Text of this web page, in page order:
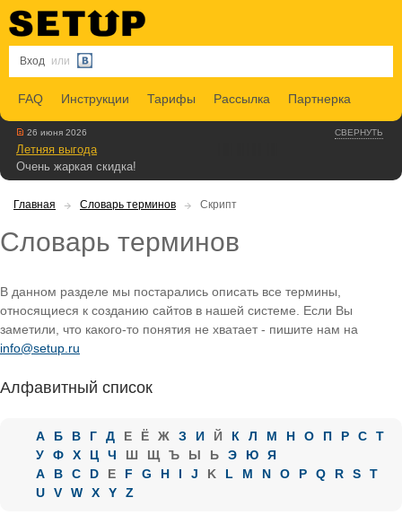
Вход или
FAQ Инструкции Тарифы Рассылка Партнерка
СВЕРНУТЬ
26 июня 2026
Летняя выгода
Очень жаркая скидка!
Главная Словарь терминов Скрипт
Словарь терминов
В данном разделе мы постарались описать все термины,
относящиеся к созданию сайтов в нашей системе. Если Вы
заметили, что какого-то понятия не хватает - пишите нам на
info@setup.ru
Алфавитный список
А Б В Г Д Е Ё Ж З И Й К Л М Н О П Р С
Т
У
Ф Х Ц Ч Ш Щ Ъ Ы Ь Э Ю
Я
A
B C D E F G H I J K L M N O P Q R S
T
U
V W X Y Z